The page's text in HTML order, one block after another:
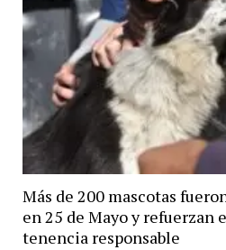
Más de 200 mascotas
en 25 de Mayo y refuerzan
tenencia responsable